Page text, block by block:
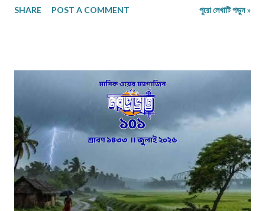
তারও জীবনসঙ্গিনী জুটেনি। মোট সাতজন সদস্য নিয়ে গঠিত সংসার নীলিমাদের পরিবার।
পড়াশুনার প্রতি যথেষ্ট তৎপর ও সহানুভূতিশীল। তাদের পড়াশুনায় কোনো খামতি রাখেননি।
যথা সময়ে তাদেরকে বিদ্যালয়ের মুখ দেখিয়েছে – টিউশনের বন্দোবস্ত করেছে। তাদের জীবন
যাতে সুখকর হয় সেটাই প্রতিদিন ভগবানের কাছে প্রার্থনা করেছে। পাঁচ-পাঁচটি ছেলেমেয়ের
মধ্যে সবাইকে উচ্চশিক্ষিত করে তোলা একপ...
SHARE POST A COMMENT পুরো লেখাটি পড়ুন »